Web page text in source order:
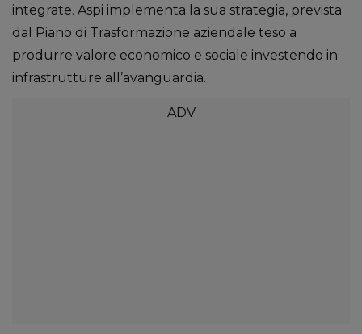
integrate. Aspi implementa la sua strategia, prevista
dal Piano di Trasformazione aziendale teso a
produrre valore economico e sociale investendo in
infrastrutture all’avanguardia.